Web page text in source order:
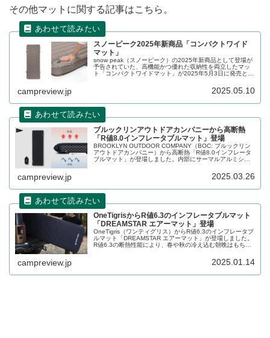
その他マットに関する記事はこちら。
スノーピーク2025年新商品「コンパクトワイド
マット」
snow peak（スノーピーク）の2025年新商品として登場が
予告されていた、高機能かつ優れた収納性を両立したマッ
ト「コンパクトワイドマット」が2025年5月3日に発売とな
季を通じて快適に使用できるマットです。詳細をレビュー
campreview.jp 2025.05.10
ブルックリンアウトドアカンパニーから高断熱
「R値8.0インフレータブルマット」登場
BROOKLYN OUTDOOR COMPANY（BOC: ブルックリン
アウトドアカンパニー）から高断熱「R値8.0インフレータ
ブルマット」が登場しました。内部にサーマルアルミシー
的な断熱性を実現したインフレータブルマットです。詳細
campreview.jp 2025.03.26
OneTigrisからR値6.3のインフレータブルマット
「DREAMSTAR エアーマット」登場
OneTigris（ワンティグリス）からR値6.3のインフレータブ
ルマット「DREAMSTAR エアーマット」が登場しました。
R値6.3の断熱性能により、春や秋の冷え込む朝晩はもちろ
納時にはコンパクトにまとまり持ち運びも簡単です。詳細
campreview.jp 2025.01.14